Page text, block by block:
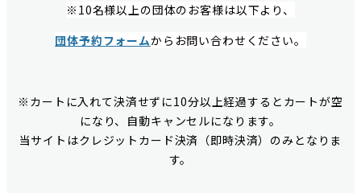
※10名様以上の団体のお客様は以下より、
団体予約フォームからお問い合わせください。
※カートに入れて決済せずに10分以上経過するとカートが空
になり、自動キャンセルになります。
当サイトはクレジットカード決済（即時決済）のみとなりま
す。